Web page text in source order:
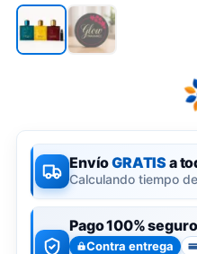
EnvíoGRATISa
Calculando tiempo
Pago 100% seguro
Contra entrega